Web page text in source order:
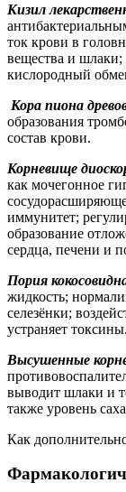
Кизил
ток крови в
вещества и шлаки;
кислородный
Кора пиона
образования
состав крови.
Корневище
как мочегонное
иммунитет;
образование
сердца, печени и
Пория
жидкость;
селезёнки;
устраняет токсины.
Высушенные
выводит шлаки и
также уровень
Как